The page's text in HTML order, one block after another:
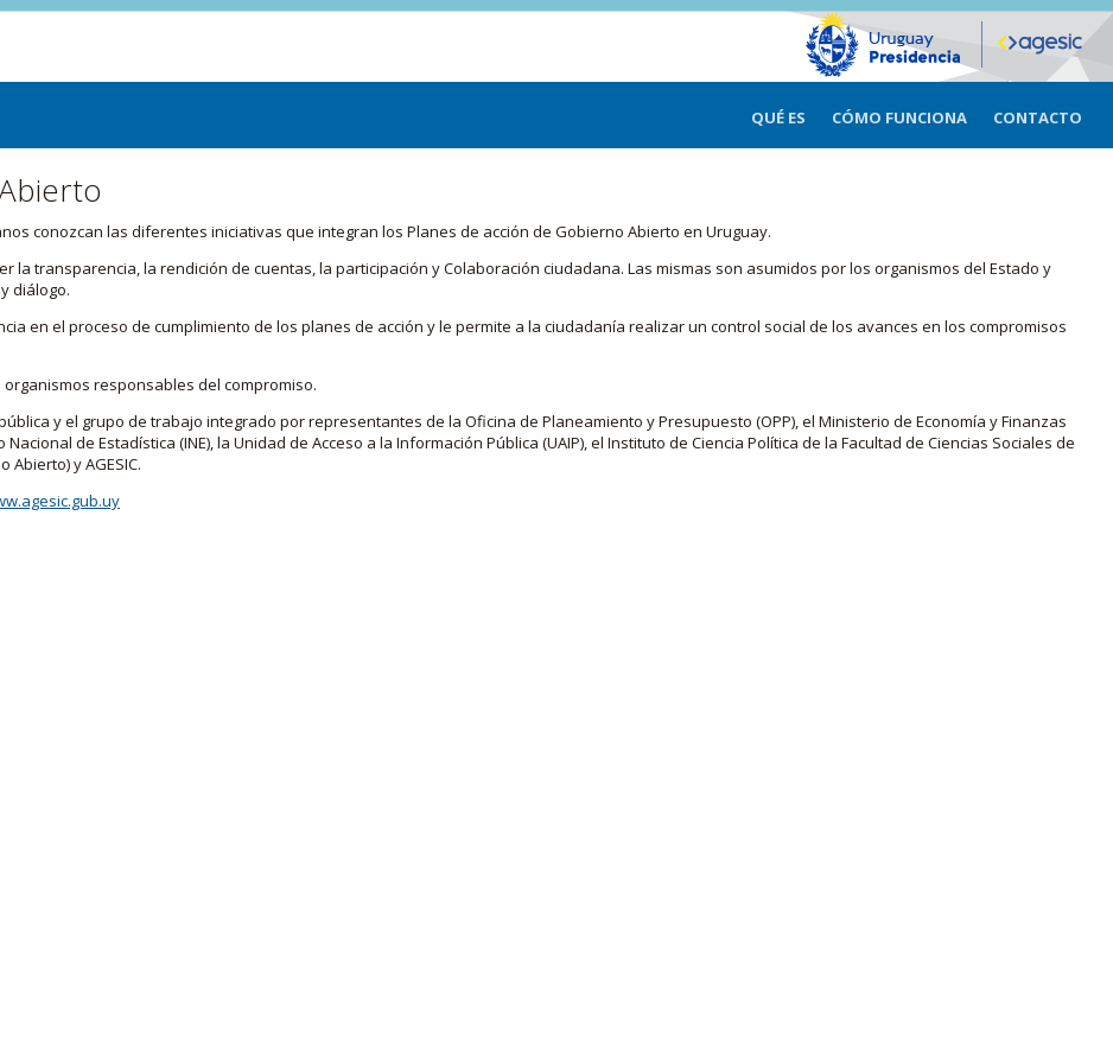
QUÉ ES CÓMO FUNCIONA CONTACTO
conozcan las diferentes iniciativas que integran los Planes de acción de Gobierno Abierto en Uruguay.
transparencia, la rendición de cuentas, la participación y Colaboración ciudadana. Las mismas son asumidos por los organismos del Estado y
diálogo.
en el proceso de cumplimiento de los planes de acción y le permite a la ciudadanía realizar un control social de los avances en los compromisos
responsables del compromiso.
y el grupo de trabajo integrado por representantes de la Oficina de Planeamiento y Presupuesto (OPP), el Ministerio de Economía y Finanzas
Nacional de Estadística (INE), la Unidad de Acceso a la Información Pública (UAIP), el Instituto de Ciencia Política de la Facultad de Ciencias Sociales de
Abierto) y AGESIC.